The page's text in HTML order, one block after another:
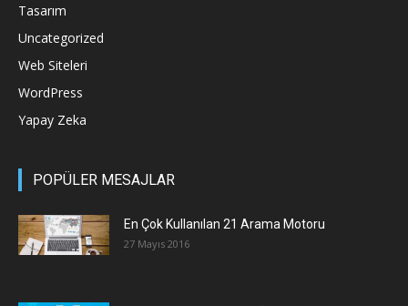
Tasarım
Uncategorized
Web Siteleri
WordPress
Yapay Zeka
POPÜLER MESAJLAR
En Çok Kullanılan 21 Arama Motoru
27 Mayıs 2016